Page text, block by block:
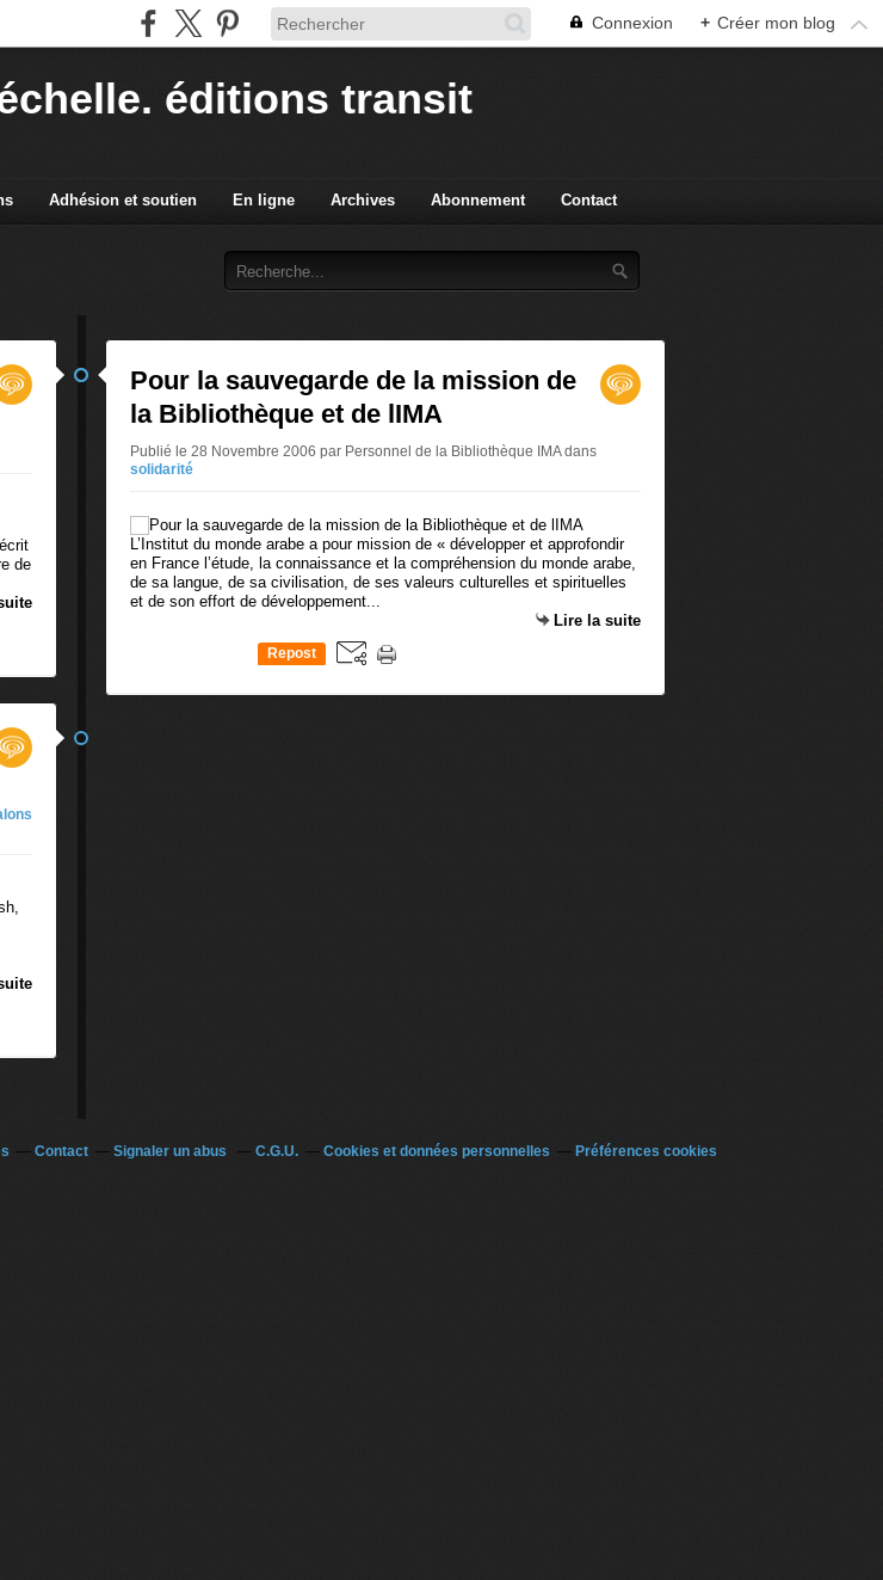
Connexion + Créer mon blog
éditions transit
Adhésion et soutien En ligne Archives Abonnement Contact
de
Pour la sauvegarde de la mission de
la Bibliothèque et de lIMA
Publié le 28 Novembre 2006 par Personnel de la Bibliothèque IMAdans
solidarité
L’Institut du monde arabe a pour mission de « développer et approfondir
en France l’étude, la connaissance et la compréhension du monde arabe,
de sa langue, de sa civilisation, de ses valeurs culturelles et spirituelles
et de son effort de développement...
Lire la suite
Repost
Contact Signaler un abus C.G.U. Cookies et données personnelles Préférences cookies